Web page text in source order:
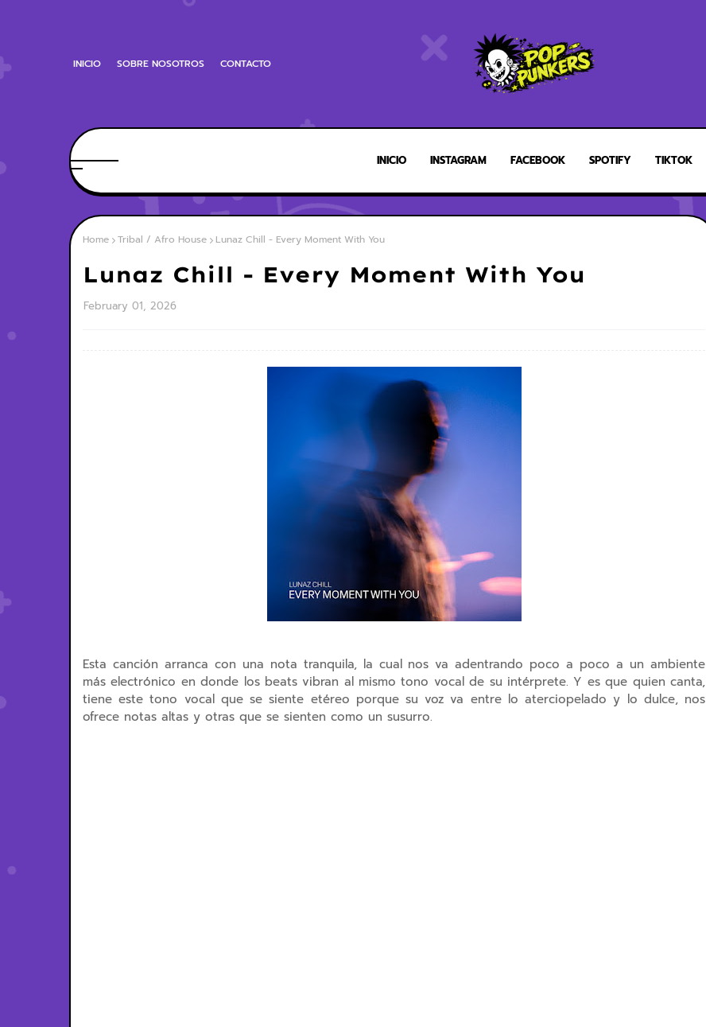
INICIO SOBRE NOSOTROS CONTACTO
INICIO INSTAGRAM FACEBOOK SPOTIFY TIKTOK
Home Tribal / Afro House Lunaz Chill - Every Moment With You
Lunaz Chill - Every Moment With You
February 01, 2026
Esta canción arranca con una nota tranquila, la cual nos va adentrando poco a poco a un ambiente
más electrónico en donde los beats vibran al mismo tono vocal de su intérprete. Y es que quien canta,
tiene este tono vocal que se siente etéreo porque su voz va entre lo aterciopelado y lo dulce, nos
ofrece notas altas y otras que se sienten como un susurro.